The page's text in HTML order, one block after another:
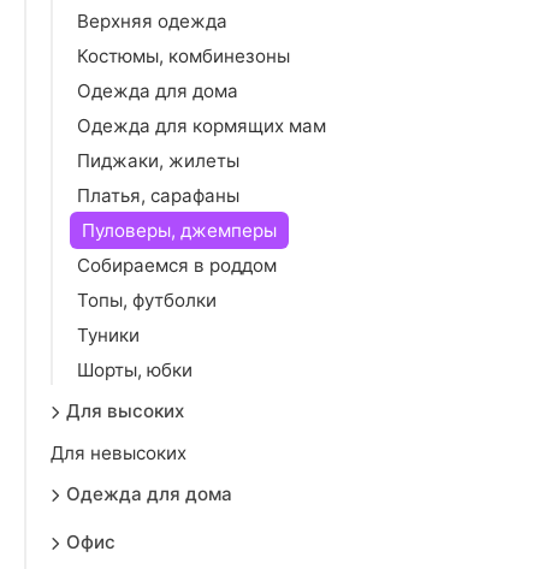
Верхняя одежда
Костюмы, комбинезоны
Одежда для дома
Одежда для кормящих мам
Пиджаки, жилеты
Платья, сарафаны
Пуловеры, джемперы
Собираемся в роддом
Топы, футболки
Туники
Шорты, юбки
Для высоких
Для невысоких
Одежда для дома
Офис